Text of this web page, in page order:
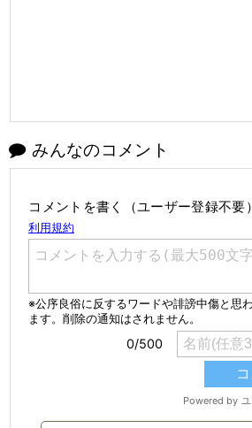
みんなのコメント
コメントを書く（ユーザー登録不要）